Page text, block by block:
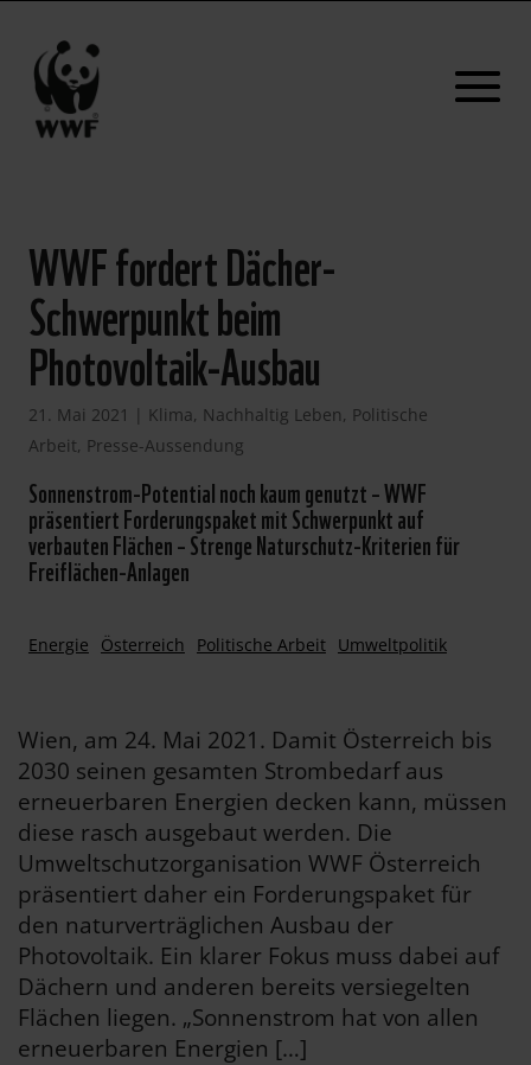
WWF fordert Dächer-
Schwerpunkt beim
Photovoltaik-Ausbau
21. Mai 2021 | Klima, Nachhaltig Leben, Politische
Arbeit, Presse-Aussendung
Sonnenstrom-Potential noch kaum genutzt – WWF
präsentiert Forderungspaket mit Schwerpunkt auf
verbauten Flächen – Strenge Naturschutz-Kriterien für
Freiflächen-Anlagen
Energie Österreich Politische Arbeit Umweltpolitik
Wien, am 24. Mai 2021. Damit Österreich bis
2030 seinen gesamten Strombedarf aus
erneuerbaren Energien decken kann, müssen
diese rasch ausgebaut werden. Die
Umweltschutzorganisation WWF Österreich
präsentiert daher ein Forderungspaket für
den naturverträglichen Ausbau der
Photovoltaik. Ein klarer Fokus muss dabei auf
Dächern und anderen bereits versiegelten
Flächen liegen. „Sonnenstrom hat von allen
erneuerbaren Energien […]